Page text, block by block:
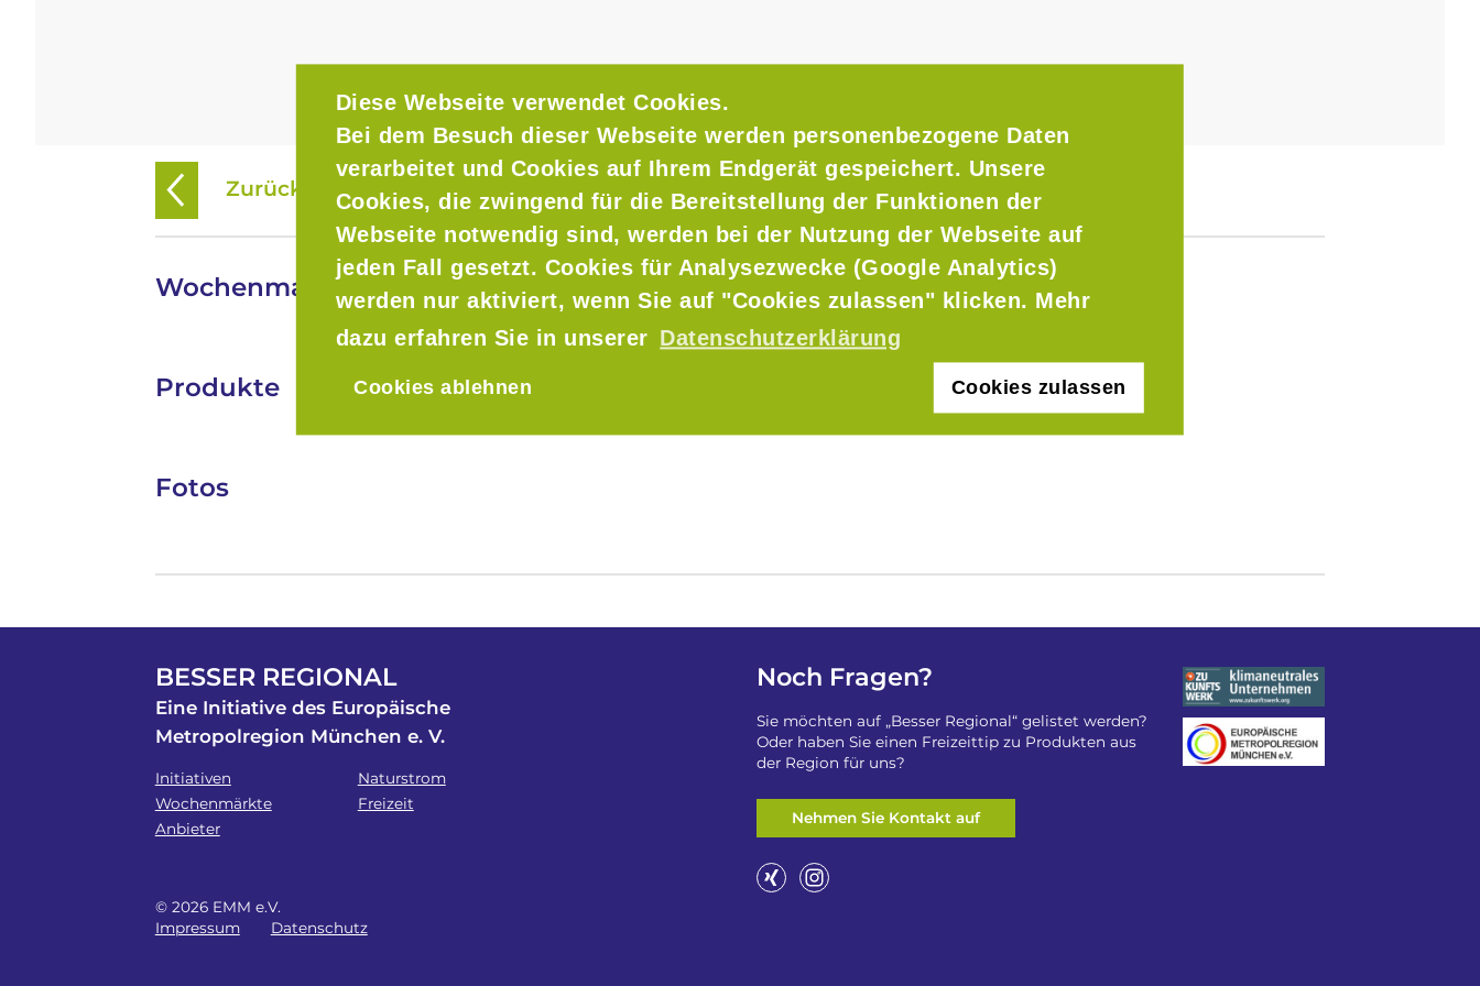
Diese Webseite verwendet Cookies.
Bei dem Besuch dieser Webseite werden personenbezogene Daten
verarbeitet und Cookies auf Ihrem Endgerät gespeichert. Unsere
Cookies, die zwingend für die Bereitstellung der Funktionen der
Webseite notwendig sind, werden bei der Nutzung der Webseite auf
jeden Fall gesetzt. Cookies für Analysezwecke (Google Analytics)
werden nur aktiviert, wenn Sie auf "Cookies zulassen" klicken. Mehr
dazu erfahren Sie in unserer Datenschutzerklärung
Cookies ablehnen Cookies zulassen
Zurück zur Übersicht
Wochenmarkt in Burghausen
Produkte
Fotos
BESSER REGIONAL
Eine Initiative des Europäische
Metropolregion München e. V.
Initiativen
Wochenmärkte
Anbieter
Naturstrom
Freizeit
© 2026 EMM e.V.
Impressum
Datenschutz
Noch Fragen?
Sie möchten auf „Besser Regional“ gelistet werden?
Oder haben Sie einen Freizeittip zu Produkten aus
der Region für uns?
Nehmen Sie Kontakt auf